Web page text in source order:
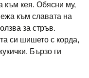
към кея. Обясни му,
към славата на
за стръв.
си шишето с корда,
Бързо ги